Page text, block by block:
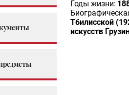
Годы жизни:
Тбилисской
искусств